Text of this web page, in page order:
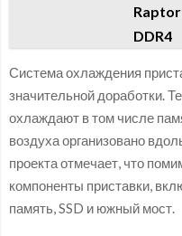
DDR4
Система охлаждения
значительной доработки.
охлаждают в том числе
воздуха организовано
проекта отмечает, что
компоненты приставки,
память, SSD и южный мост.